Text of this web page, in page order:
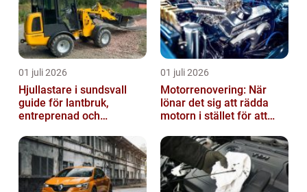
01 juli 2026
Hjullastare i sundsvall
guide för lantbruk,
entreprenad och
01 juli 2026
Motorrenovering: När
lönar det sig att rädda
motorn i stället för att